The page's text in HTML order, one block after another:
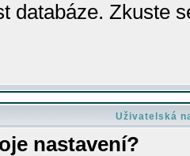
databáze. Zkuste
Uživatelská
nastavení?